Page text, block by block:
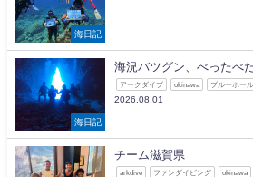
海日記
海日記
海況バツグン、べったべ
アークダイブ okinawa ブルーホール
2026.08.01
チーム滋賀県
arkdive ファンダイビング okinawa